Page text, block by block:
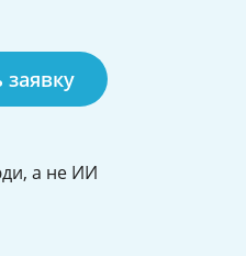
а не ИИ